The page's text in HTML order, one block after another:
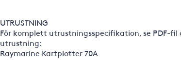
UTRUSTNING
För komplett utrustningsspecifikation, se PDF-
utrustning:
Raymarine Kartplotter 70A